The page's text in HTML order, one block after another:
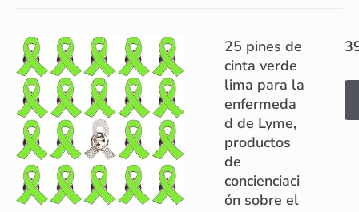
25 pines de
cinta verde
lima para la
enfermeda
d de Lyme,
productos
de
concienciaci
ón sobre el